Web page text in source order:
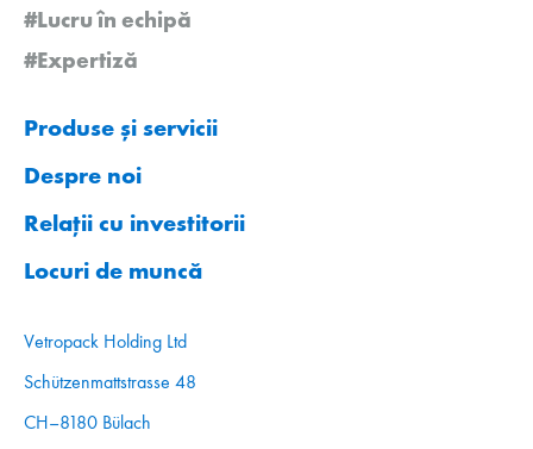
#Lucru în echipă
#Expertiză
Produse și servicii
Despre noi
Relații cu investitorii
Locuri de muncă
Vetropack Holding Ltd
Schützenmattstrasse 48
CH–8180 Bülach